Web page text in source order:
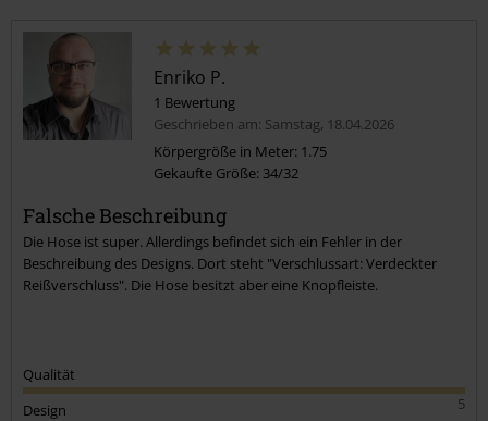
Enriko P.
1 Bewertung
Geschrieben am: Samstag, 18.04.2026
Körpergröße in Meter: 1.75
Gekaufte Größe: 34/32
Falsche Beschreibung
Die Hose ist super. Allerdings befindet sich ein Fehler in der
Beschreibung des Designs. Dort steht "Verschlussart: Verdeckter
Reißverschluss". Die Hose besitzt aber eine Knopfleiste.
Qualität
5
Design